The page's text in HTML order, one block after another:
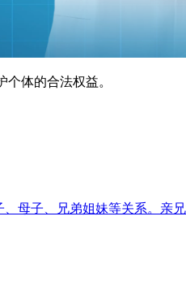
体的合法权益。
母子、兄弟姐妹等关系。亲